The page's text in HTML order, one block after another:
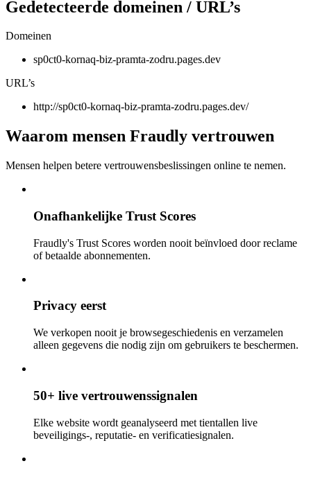
Gedetecteerde domeinen / URL’s
Domeinen
sp0ct0-kornaq-biz-pramta-zodru.pages.dev
URL’s
http://sp0ct0-kornaq-biz-pramta-zodru.pages.dev/
Waarom mensen Fraudly vertrouwen
Mensen helpen betere vertrouwensbeslissingen online te nemen.
Onafhankelijke Trust Scores
Fraudly's Trust Scores worden nooit beïnvloed door reclame
of betaalde abonnementen.
Privacy eerst
We verkopen nooit je browsegeschiedenis en verzamelen
alleen gegevens die nodig zijn om gebruikers te beschermen.
50+ live vertrouwenssignalen
Elke website wordt geanalyseerd met tientallen live
beveiligings-, reputatie- en verificatiesignalen.